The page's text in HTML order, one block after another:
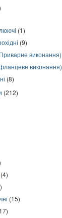
(1)
(9)
виконання)
виконання)
(8)
(212)
(4)
(15)